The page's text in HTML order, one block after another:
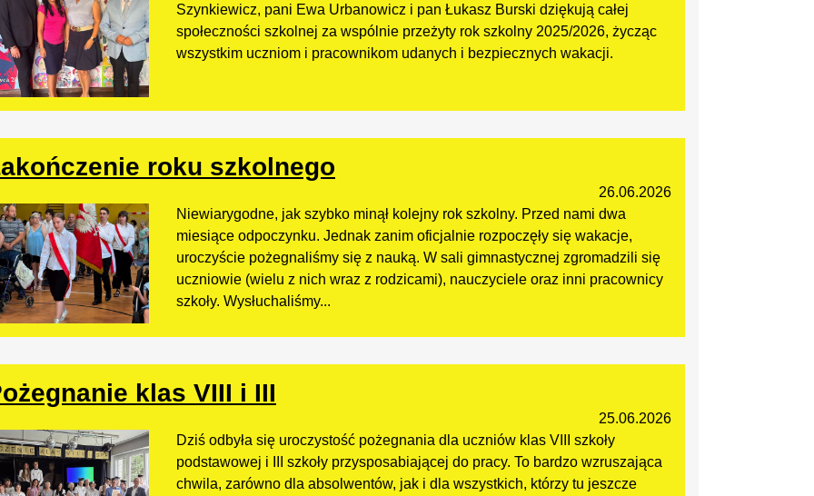
Szynkiewicz, pani Ewa Urbanowicz i pan Łukasz Burski dziękują całej
społeczności szkolnej za wspólnie przeżyty rok szkolny 2025/2026, życząc
wszystkim uczniom i pracownikom udanych i bezpiecznych wakacji.
roku szkolnego
26.06.2026
Niewiarygodne, jak szybko minął kolejny rok szkolny. Przed nami dwa
miesiące odpoczynku. Jednak zanim oficjalnie rozpoczęły się wakacje,
uroczyście pożegnaliśmy się z nauką. W sali gimnastycznej zgromadzili się
uczniowie (wielu z nich wraz z rodzicami), nauczyciele oraz inni pracownicy
szkoły. Wysłuchaliśmy...
klas VIII i III
25.06.2026
Dziś odbyła się uroczystość pożegnania dla uczniów klas VIII szkoły
podstawowej i III szkoły przysposabiającej do pracy. To bardzo wzruszająca
chwila, zarówno dla absolwentów, jak i dla wszystkich, którzy tu jeszcze